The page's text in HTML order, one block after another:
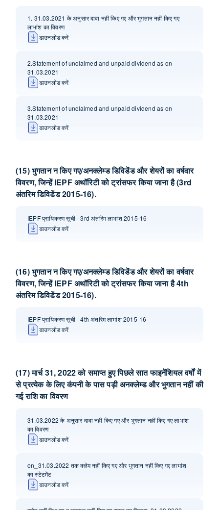
1. 31.03.2021 के अनुसार दावा नहीं किए गए और भुगतान नहीं किए गए
लाभांश का विवरण
डाउनलोड करें
2.Statement of unclaimed and unpaid dividend as on
31.03.2021
डाउनलोड करें
3.Statement of unclaimed and unpaid dividend as on
31.03.2021
डाउनलोड करें
(15) भुगतान न किए गए/अनक्लेम्‍ड डिविडेंड और शेयरों का वर्षवार
विवरण, जिन्‍हें IEPF अथॉरिटी को ट्रांसफर किया जाना है (3rd
अंतरिम डिविडेंड 2015-16).
IEPF प्राधिकरण सूची - 3rd अंतरिम लाभांश 2015-16
डाउनलोड करें
(16) भुगतान न किए गए/अनक्लेम्‍ड डिविडेंड और शेयरों का वर्षवार
विवरण, जिन्‍हें IEPF अथॉरिटी को ट्रांसफर किया जाना है 4th
अंतरिम डिविडेंड 2015-16).
IEPF प्राधिकरण सूची - 4th अंतरिम लाभांश 2015-16
डाउनलोड करें
(17) मार्च 31, 2022 को समाप्त हुए पिछले सात फाइनेंशियल वर्षों में
से प्रत्येक के लिए कंपनी के पास पड़ी अनक्‍लेम्‍ड और भुगतान नहीं की
गई राशि का विवरण
31.03.2022 के अनुसार दावा नहीं किए गए और भुगतान नहीं किए गए लाभांश
का विवरण
डाउनलोड करें
on_31.03.2022 तक क्लेम नहीं किए गए और भुगतान नहीं किए गए लाभांश
का स्टेटमेंट
डाउनलोड करें